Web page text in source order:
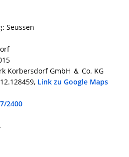
Seussen
Korbersdorf GmbH ＆ Co. KG
Link zu Google Maps
2400